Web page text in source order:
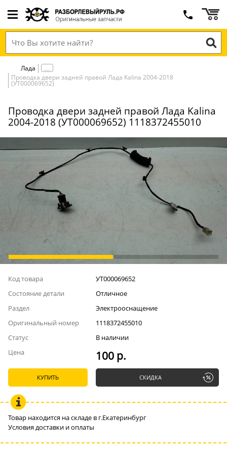
Лада
Проводка двери задней правой Лада Kalina 2004-2018
(УТ000069652)
Проводка двери задней правой Лада Kalina
2004-2018 (УТ000069652) 1118372455010
Код товара
УТ000069652
Состояние детали
Отличное
Раздел
Электрооснащение
Оригинальный номер
1118372455010
Статус
В наличии
Цена
100 р.
КУПИТЬ СКИДКА
Товар находится на складе в г.Екатеринбург
Условия доставки и оплаты